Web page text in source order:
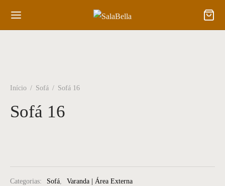
Início / Sofá / Sofá 16
Sofá 16
Categorias: Sofá, Varanda | Área Externa